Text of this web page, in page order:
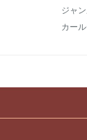
カー